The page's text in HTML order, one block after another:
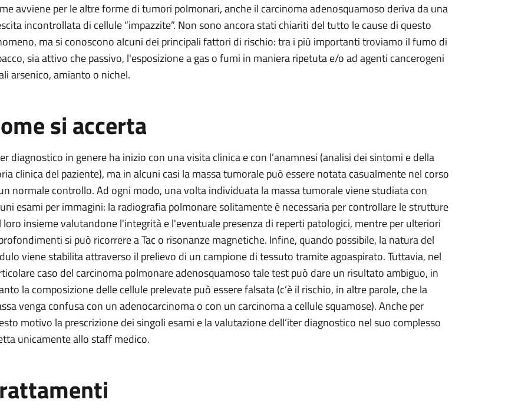
avviene per le altre forme di tumori polmonari, anche il carcinoma adenosquamoso deriva da una
incontrollata di cellule “impazzite”. Non sono ancora stati chiariti del tutto le cause di questo
ma si conoscono alcuni dei principali fattori di rischio: tra i più importanti troviamo il fumo di
sia attivo che passivo, l'esposizione a gas o fumi in maniera ripetuta e/o ad agenti cancerogeni
arsenico, amianto o nichel.
si accerta
diagnostico in genere ha inizio con una visita clinica e con l’anamnesi (analisi dei sintomi e della
clinica del paziente), ma in alcuni casi la massa tumorale può essere notata casualmente nel corso
normale controllo. Ad ogni modo, una volta individuata la massa tumorale viene studiata con
esami per immagini: la radiografia polmonare solitamente è necessaria per controllare le strutture
loro insieme valutandone l'integrità e l'eventuale presenza di reperti patologici, mentre per ulteriori
si può ricorrere a Tac o risonanze magnetiche. Infine, quando possibile, la natura del
viene stabilita attraverso il prelievo di un campione di tessuto tramite agoaspirato. Tuttavia, nel
caso del carcinoma polmonare adenosquamoso tale test può dare un risultato ambiguo, in
la composizione delle cellule prelevate può essere falsata (c’è il rischio, in altre parole, che la
venga confusa con un adenocarcinoma o con un carcinoma a cellule squamose). Anche per
motivo la prescrizione dei singoli esami e la valutazione dell’iter diagnostico nel suo complesso
unicamente allo staff medico.